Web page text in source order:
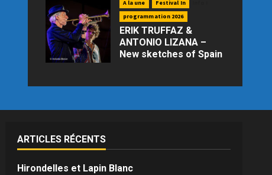
A la une Festival In
programmation 2026
ERIK TRUFFAZ &
ANTONIO LIZANA –
New sketches of Spain
ARTICLES RÉCENTS
Hirondelles et Lapin Blanc